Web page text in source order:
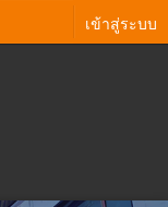
เข้าสู่ระบบ